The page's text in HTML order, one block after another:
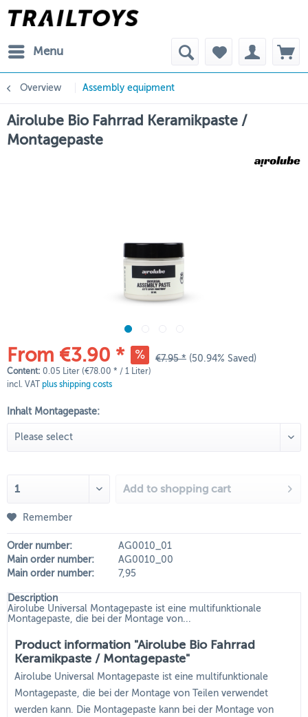
Menu
Overview Assembly equipment
Airolube Bio Fahrrad Keramikpaste /
Montagepaste
From €3.90 * €7.95 * (50.94% Saved)
Content: 0.05 Liter (€78.00 * / 1 Liter)
incl. VAT plus shipping costs
Inhalt Montagepaste:
Add to shopping cart
Remember
Order number:
AG0010_01
Main order number:
AG0010_00
Main order number:
7,95
Description
Airolube Universal Montagepaste ist eine multifunktionale
Montagepaste, die bei der Montage von...
Product information "Airolube Bio Fahrrad
Keramikpaste / Montagepaste"
Airolube Universal Montagepaste ist eine multifunktionale
Montagepaste, die bei der Montage von Teilen verwendet
werden kann. Die Montagepaste kann bei der Montage von